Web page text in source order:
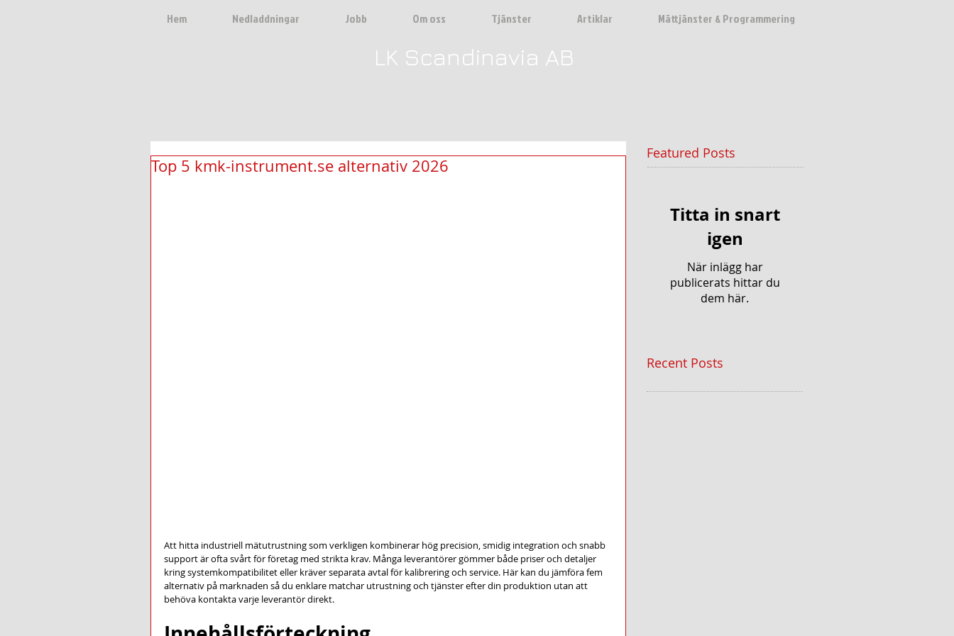
Hem Nedladdningar Jobb Om oss Tjänster Artiklar Mättjänster & Programmering
LK Scandinavia AB
Top 5 kmk-instrument.se alternativ 2026
Att hitta industriell mätutrustning som verkligen kombinerar hög precision, smidig integration och snabb
support är ofta svårt för företag med strikta krav. Många leverantörer gömmer både priser och detaljer
kring systemkompatibilitet eller kräver separata avtal för kalibrering och service. Här kan du jämföra fem
alternativ på marknaden så du enklare matchar utrustning och tjänster efter din produktion utan att
behöva kontakta varje leverantör direkt.
Featured Posts
Titta in snart
igen
När inlägg har
publicerats hittar du
dem här.
Recent Posts